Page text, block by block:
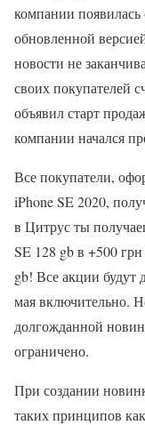
компании
обновленной
новости не
своих покупателей
объявил старт
компании начался
Все покупатели,
iPhone SE 2020,
в Цитрус ты
SE 128 gb в +500
gb! Все акции будут
мая включительно.
долгожданной
ограничено.
При создании
таких принципов как